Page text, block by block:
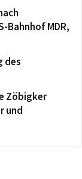
Bahnhof MDR,
des
Zöbigker
und